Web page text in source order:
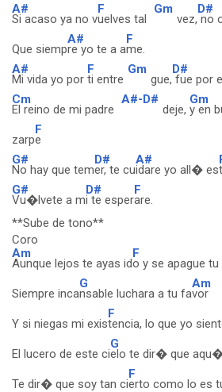
A#
Si acaso ya no v
F
uelves tal
Gm
vez,
D#
no
Que siemp
A#
re yo te a a
F
me.
A#
Mi vida yo por
F
ti entre
Gm
gue,
D#
fue por
Cm
El reino de mi padre
A#-D#
deje,
Gm
y en
zarp
F
e
G#
No hay que tem
D#
er, te cu
A#
idare yo all� es
G#
Vu�lvete a m
D#
i te esper
F
are.
**Sube de tono**
Coro
Am
Aunque lejos te ayas id
F
o y se apague tu
Siempre inca
G
nsable luchara a tu fa
Am
vor
Y si niegas mi exis
F
tencia, lo que yo
El lucero de este ci
G
elo te dir� que
Te dir� que soy tan ci
F
erto como lo es